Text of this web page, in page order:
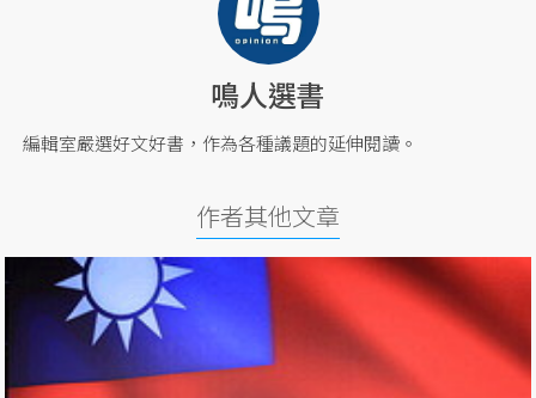
鳴人選書
編輯室嚴選好文好書，作為各種議題的延伸閱讀。
作者其他文章